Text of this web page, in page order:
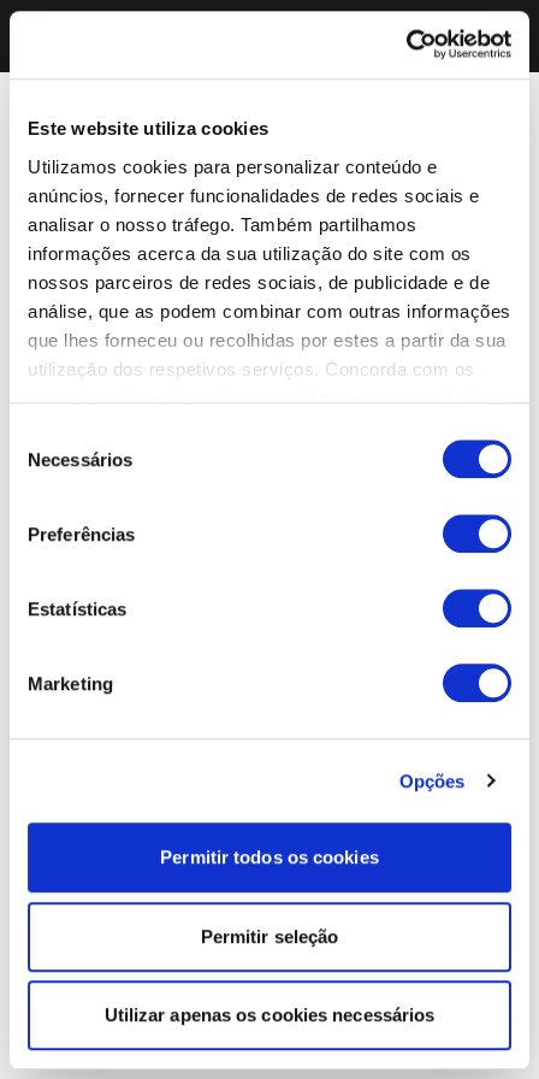
Este website utiliza cookies
Utilizamos cookies para personalizar conteúdo e
anúncios, fornecer funcionalidades de redes sociais e
analisar o nosso tráfego. Também partilhamos
informações acerca da sua utilização do site com os
nossos parceiros de redes sociais, de publicidade e de
análise, que as podem combinar com outras informações
que lhes forneceu ou recolhidas por estes a partir da sua
utilização dos respetivos serviços. Concorda com os
Necessários
Preferências
Estatísticas
Marketing
Opções
Permitir todos os cookies
Permitir seleção
Utilizar apenas os cookies necessários